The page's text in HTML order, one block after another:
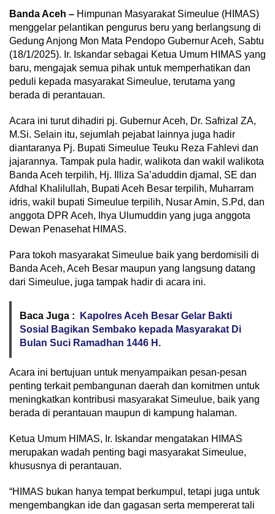
Banda Aceh – Himpunan Masyarakat Simeulue (HIMAS)
menggelar pelantikan pengurus beru yang berlangsung di
Gedung Anjong Mon Mata Pendopo Gubernur Aceh, Sabtu
(18/1/2025). Ir. Iskandar sebagai Ketua Umum HIMAS yang
baru, mengajak semua pihak untuk memperhatikan dan
peduli kepada masyarakat Simeulue, terutama yang
berada di perantauan.
Acara ini turut dihadiri pj. Gubernur Aceh, Dr. Safrizal ZA,
M.Si. Selain itu, sejumlah pejabat lainnya juga hadir
diantaranya Pj. Bupati Simeulue Teuku Reza Fahlevi dan
jajarannya. Tampak pula hadir, walikota dan wakil walikota
Banda Aceh terpilih, Hj. Illiza Sa’aduddin djamal, SE dan
Afdhal Khalilullah, Bupati Aceh Besar terpilih, Muharram
idris, wakil bupati Simeulue terpilih, Nusar Amin, S.Pd, dan
anggota DPR Aceh, Ihya Ulumuddin yang juga anggota
Dewan Penasehat HIMAS.
Para tokoh masyarakat Simeulue baik yang berdomisili di
Banda Aceh, Aceh Besar maupun yang langsung datang
dari Simeulue, juga tampak hadir di acara ini.
Baca Juga :
Kapolres Aceh Besar Gelar Bakti
Sosial Bagikan Sembako kepada Masyarakat Di
Bulan Suci Ramadhan 1446 H.
Acara ini bertujuan untuk menyampaikan pesan-pesan
penting terkait pembangunan daerah dan komitmen untuk
meningkatkan kontribusi masyarakat Simeulue, baik yang
berada di perantauan maupun di kampung halaman.
Ketua Umum HIMAS, Ir. Iskandar mengatakan HIMAS
merupakan wadah penting bagi masyarakat Simeulue,
khususnya di perantauan.
“HIMAS bukan hanya tempat berkumpul, tetapi juga untuk
mengembangkan ide dan gagasan serta mempererat tali